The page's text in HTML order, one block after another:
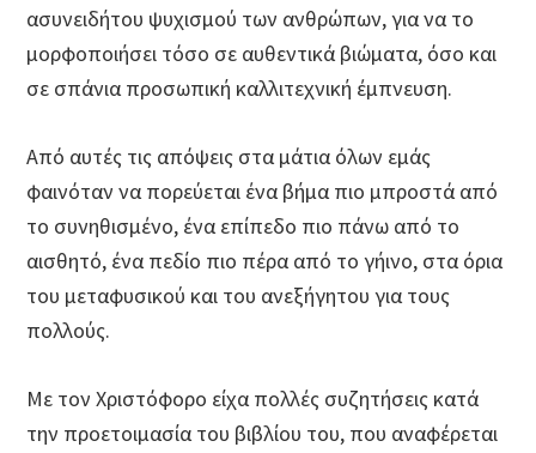
ασυνειδήτου ψυχισμού των ανθρώπων, για να το
μορφοποιήσει τόσο σε αυθεντικά βιώματα, όσο και
σε σπάνια προσωπική καλλιτεχνική έμπνευση.
Από αυτές τις απόψεις στα μάτια όλων εμάς
φαινόταν να πορεύεται ένα βήμα πιο μπροστά από
το συνηθισμένο, ένα επίπεδο πιο πάνω από το
αισθητό, ένα πεδίο πιο πέρα από το γήινο, στα όρια
του μεταφυσικού και του ανεξήγητου για τους
πολλούς.
Με τον Χριστόφορο είχα πολλές συζητήσεις κατά
την προετοιμασία του βιβλίου του, που αναφέρεται